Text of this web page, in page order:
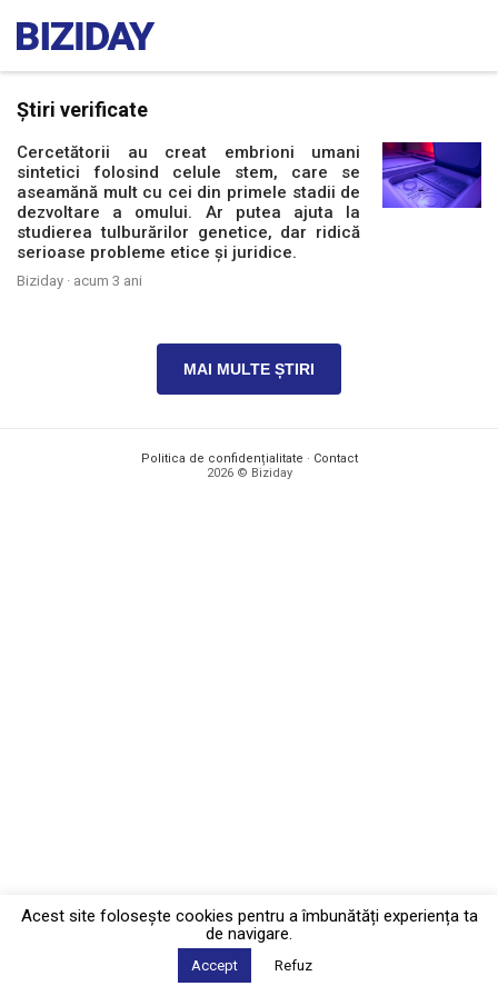
Știri verificate
Cercetătorii au creat embrioni umani
sintetici folosind celule stem, care se
aseamănă mult cu cei din primele stadii de
dezvoltare a omului. Ar putea ajuta la
studierea tulburărilor genetice, dar ridică
serioase probleme etice și juridice.
Biziday · acum 3 ani
MAI MULTE ȘTIRI
Politica de confidențialitate · Contact
2026 © Biziday
Acest site foloseşte cookies pentru a îmbunătăți experiența ta
de navigare.
Accept Refuz